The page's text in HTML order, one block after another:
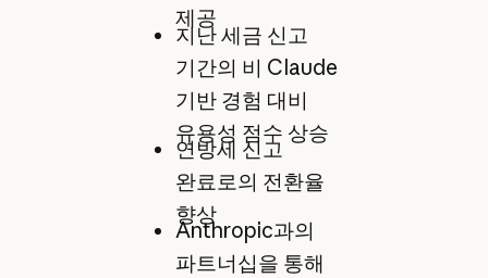
제공
지난 세금 신고
기간의 비 Claude
기반 경험 대비
유용성 점수 상승
연방세 신고
완료로의 전환율
향상
Anthropic과의
파트너십을 통해